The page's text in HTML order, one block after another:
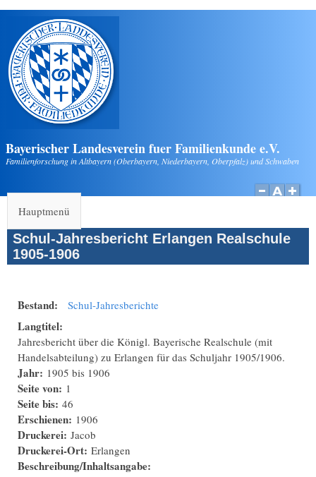
Direkt zum Inhalt
Bayerischer Landesverein fuer Familienkunde e.V.
Familienforschung in Altbayern (Oberbayern, Niederbayern, Oberpfalz) und Schwaben
Hauptmenü
Schul-Jahresbericht Erlangen Realschule
1905-1906
Bestand: Schul-Jahresberichte
Langtitel:
Jahresbericht über die Königl. Bayerische Realschule (mit
Handelsabteilung) zu Erlangen für das Schuljahr 1905/1906.
Jahr: 1905 bis 1906
Seite von: 1
Seite bis: 46
Erschienen: 1906
Druckerei: Jacob
Druckerei-Ort: Erlangen
Beschreibung/Inhaltsangabe: